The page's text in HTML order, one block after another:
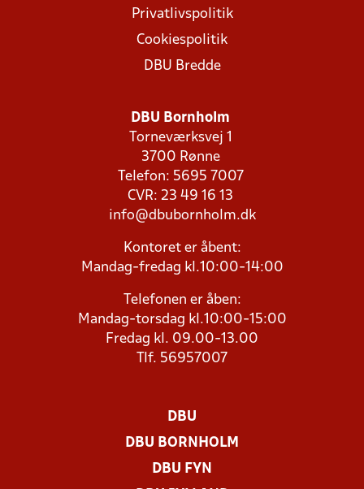
Privatlivspolitik
Cookiespolitik
DBU Bredde
DBU Bornholm
Torneværksvej 1
3700 Rønne
Telefon: 5695 7007
CVR: 23 49 16 13
info@dbubornholm.dk
Kontoret er åbent:
Mandag-fredag kl.10:00-14:00
Telefonen er åben:
Mandag-torsdag kl.10:00-15:00
Fredag kl. 09.00-13.00
Tlf. 56957007
DBU
DBU BORNHOLM
DBU FYN